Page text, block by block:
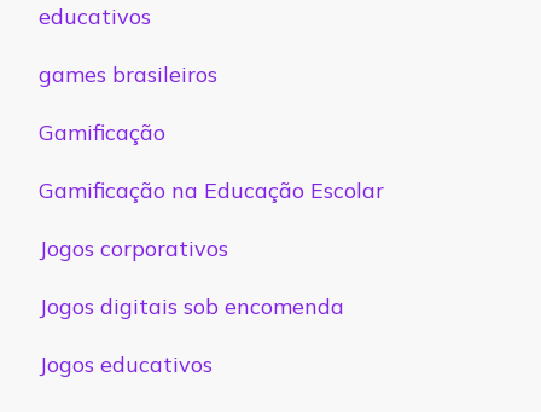
educativos
games brasileiros
Gamificação
Gamificação na Educação Escolar
Jogos corporativos
Jogos digitais sob encomenda
Jogos educativos